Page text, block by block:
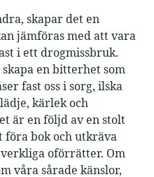
skapar det en
jämföras med att vara
i ett drogmissbruk.
en bitterhet som
fast oss i sorg, ilska
kärlek och
är en följd av en stolt
föra bok och utkräva
oförrätter. Om
våra sårade känslor,